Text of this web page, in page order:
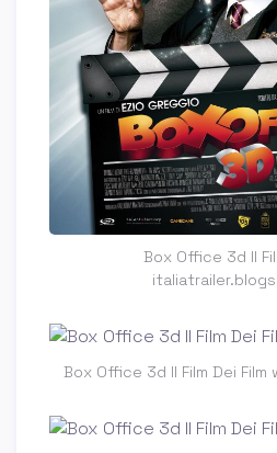
Box Office 3d Il
Box Office 3d Il Film Dei